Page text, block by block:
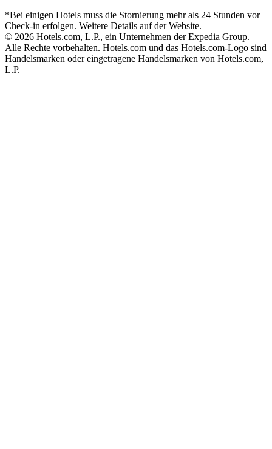
*Bei einigen Hotels muss die Stornierung mehr als 24 Stunden vor
Check-in erfolgen. Weitere Details auf der Website.
© 2026 Hotels.com, L.P., ein Unternehmen der Expedia Group.
Alle Rechte vorbehalten. Hotels.com und das Hotels.com-Logo sind
Handelsmarken oder eingetragene Handelsmarken von Hotels.com,
L.P.